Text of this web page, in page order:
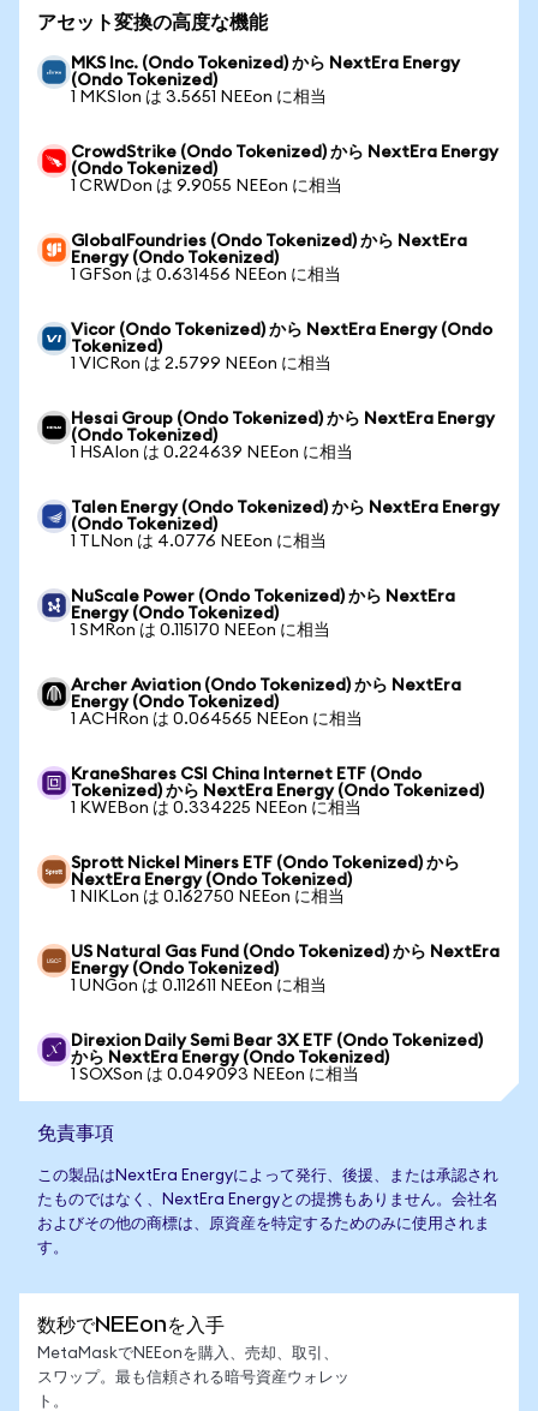
アセット変換の高度な機能
MKS Inc. (Ondo Tokenized) から NextEra Energy
(Ondo Tokenized)
1 MKSIon は 3.5651 NEEon に相当
CrowdStrike (Ondo Tokenized) から NextEra Energy
(Ondo Tokenized)
1 CRWDon は 9.9055 NEEon に相当
GlobalFoundries (Ondo Tokenized) から NextEra
Energy (Ondo Tokenized)
1 GFSon は 0.631456 NEEon に相当
Vicor (Ondo Tokenized) から NextEra Energy (Ondo
Tokenized)
1 VICRon は 2.5799 NEEon に相当
Hesai Group (Ondo Tokenized) から NextEra Energy
(Ondo Tokenized)
1 HSAIon は 0.224639 NEEon に相当
Talen Energy (Ondo Tokenized) から NextEra Energy
(Ondo Tokenized)
1 TLNon は 4.0776 NEEon に相当
NuScale Power (Ondo Tokenized) から NextEra
Energy (Ondo Tokenized)
1 SMRon は 0.115170 NEEon に相当
Archer Aviation (Ondo Tokenized) から NextEra
Energy (Ondo Tokenized)
1 ACHRon は 0.064565 NEEon に相当
KraneShares CSI China Internet ETF (Ondo
Tokenized) から NextEra Energy (Ondo Tokenized)
1 KWEBon は 0.334225 NEEon に相当
Sprott Nickel Miners ETF (Ondo Tokenized) から
NextEra Energy (Ondo Tokenized)
1 NIKLon は 0.162750 NEEon に相当
US Natural Gas Fund (Ondo Tokenized) から NextEra
Energy (Ondo Tokenized)
1 UNGon は 0.112611 NEEon に相当
Direxion Daily Semi Bear 3X ETF (Ondo Tokenized)
から NextEra Energy (Ondo Tokenized)
1 SOXSon は 0.049093 NEEon に相当
免責事項
この製品はNextEra Energyによって発行、後援、または承認され
たものではなく、NextEra Energyとの提携もありません。会社名
およびその他の商標は、原資産を特定するためのみに使用されま
す。
数秒でNEEonを入手
MetaMaskでNEEonを購入、売却、取引、
スワップ。最も信頼される暗号資産ウォレッ
ト。